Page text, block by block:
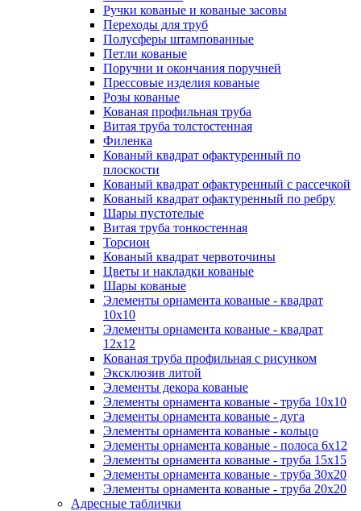
Ручки кованые и кованые засовы
Переходы для труб
Полусферы штампованные
Петли кованые
Поручни и окончания поручней
Прессовые изделия кованые
Розы кованые
Кованая профильная труба
Витая труба толстостенная
Филенка
Кованый квадрат офактуренный по
плоскости
Кованый квадрат офактуренный с рассечкой
Кованый квадрат офактуренный по ребру
Шары пустотелые
Витая труба тонкостенная
Торсион
Кованый квадрат червоточины
Цветы и накладки кованые
Шары кованые
Элементы орнамента кованые - квадрат
10х10
Элементы орнамента кованые - квадрат
12х12
Кованая труба профильная с рисунком
Эксклюзив литой
Элементы декора кованые
Элементы орнамента кованые - труба 10х10
Элементы орнамента кованые - дуга
Элементы орнамента кованые - кольцо
Элементы орнамента кованые - полоса 6х12
Элементы орнамента кованые - труба 15х15
Элементы орнамента кованые - труба 30х20
Элементы орнамента кованые - труба 20х20
Адресные таблички